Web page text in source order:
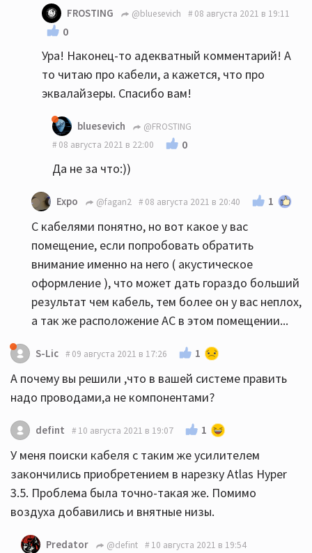
глядя.Дальше обещаю быть
внимательным,что бы не пересекаться с
FROSTING @bluesevich 08 августа 2021 в 19:11
0
Ура! Наконец-то адекватный комментарий! А
то читаю про кабели, а кажется, что про
эквалайзеры. Спасибо вам!
bluesevich
@FROSTING
08 августа 2021 в 22:00
0
Да не за что:))
Expo @fagan2 08 августа 2021 в 20:40 1
С кабелями понятно, но вот какое у вас
помещение, если попробовать обратить
внимание именно на него ( акустическое
оформление ), что может дать гораздо больший
результат чем кабель, тем более он у вас неплох,
а так же расположение АС в этом помещении...
S-Lic 09 августа 2021 в 17:26 1
А почему вы решили ,что в вашей системе править
надо проводами,а не компонентами?
defint 10 августа 2021 в 19:07 1
У меня поиски кабеля с таким же усилителем
закончились приобретением в нарезку Atlas Hyper
3.5. Проблема была точно-такая же. Помимо
воздуха добавились и внятные низы.
Predator @defint 10 августа 2021 в 19:54